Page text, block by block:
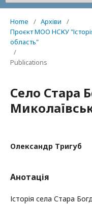
Home / Архіви
/
Проєкт МОО НСКУ
область"
/
Publications
Село Стара
Олександр Тригуб
Анотація
Історія села Стара